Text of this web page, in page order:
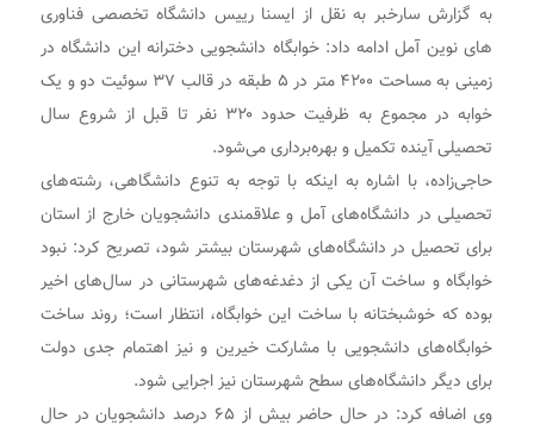
به گزارش سارخبر به نقل از ایسنا رییس دانشگاه تخصصی فناوری
های نوین آمل ادامه داد: خوابگاه دانشجویی دخترانه این دانشگاه در
زمینی به مساحت ۴۲۰۰ متر در ۵ طبقه در قالب ۳۷ سوئیت دو و یک
خوابه در مجموع به ظرفیت حدود ۳۲۰ نفر تا قبل از شروع سال
تحصیلی آینده تکمیل و بهره‌برداری می‌شود.
حاجی‌زاده، با اشاره به اینکه با توجه به تنوع دانشگاهی، رشته‌های
تحصیلی در دانشگاه‌های آمل و علاقمندی دانشجویان خارج از استان
برای تحصیل در دانشگاه‌های شهرستان بیشتر شود، تصریح کرد: نبود
خوابگاه و ساخت آن یکی از دغدغه‌های شهرستانی در سال‌های اخیر
بوده که خوشبختانه با ساخت این خوابگاه، انتظار است؛ روند ساخت
خوابگاه‌های دانشجویی با مشارکت خیرین و نیز اهتمام جدی دولت
برای دیگر دانشگاه‌های سطح شهرستان نیز اجرایی شود.
وی اضافه کرد: در حال حاضر بیش از ۶۵ درصد دانشجویان در حال